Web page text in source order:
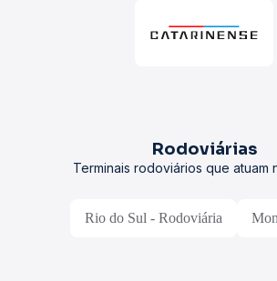
Rodoviárias
Terminais rodoviários que atuam
Rio do Sul - Rodoviária